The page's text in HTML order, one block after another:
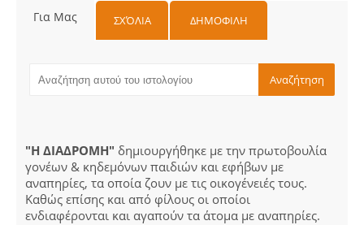
Για Μας ΣΧΌΛΙΑ ΔΗΜΟΦΙΛΗ
"Η ΔΙΑΔΡΟΜΗ" δημιουργήθηκε με την πρωτοβουλία
γονέων & κηδεμόνων παιδιών και εφήβων με
αναπηρίες, τα οποία ζουν με τις οικογένειές τους.
Καθώς επίσης και από φίλους οι οποίοι
ενδιαφέρονται και αγαπούν τα άτομα με αναπηρίες.